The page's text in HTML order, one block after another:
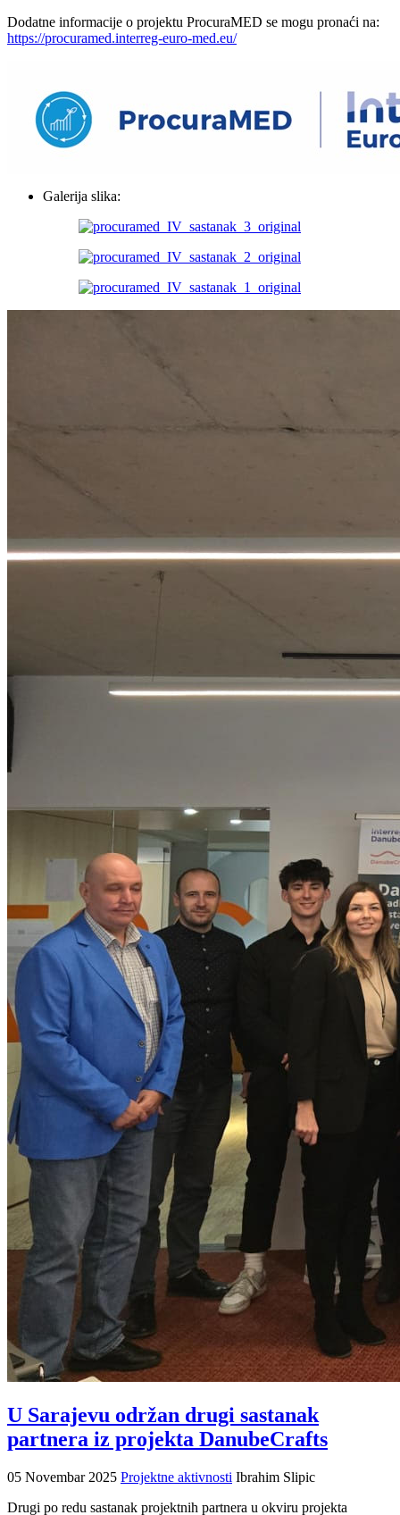
Dodatne informacije o projektu ProcuraMED se mogu pronaći na:
https://procuramed.interreg-euro-med.eu/
Galerija slika:
U Sarajevu održan drugi sastanak
partnera iz projekta DanubeCrafts
05 Novembar 2025 Projektne aktivnosti Ibrahim Slipic
Drugi po redu sastanak projektnih partnera u okviru projekta